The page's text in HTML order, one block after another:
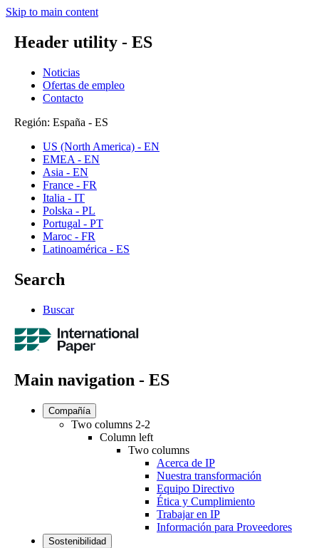
Skip to main content
Header utility - ES
Noticias
Ofertas de empleo
Contacto
Región: España - ES
US (North America) - EN
EMEA - EN
Asia - EN
France - FR
Italia - IT
Polska - PL
Portugal - PT
Maroc - FR
Latinoamérica - ES
Search
Buscar
Main navigation - ES
Compañía
Two columns 2-2
Column left
Two columns
Acerca de IP
Nuestra transformación
Equipo Directivo
Ética y Cumplimiento
Trabajar en IP
Información para Proveedores
Sostenibilidad